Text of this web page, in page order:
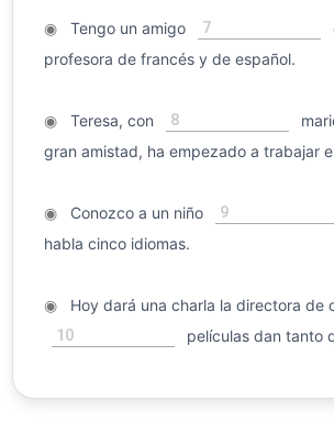
◉Tengo un amigo 7
profesora de francés y de español.
◉Teresa, con 8
gran amistad, ha empezado a trabajar
◉Conozco a un niño 9
habla cinco idiomas.
◉Hoy dará una charla la directora de
10 películas dan tanto